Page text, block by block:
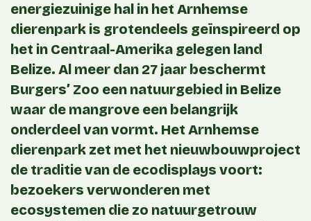
energiezuinige hal in het Arnhemse
dierenpark is grotendeels geïnspireerd op
het in Centraal-Amerika gelegen land
Belize. Al meer dan 27 jaar beschermt
Burgers’ Zoo een natuurgebied in Belize
waar de mangrove een belangrijk
onderdeel van vormt. Het Arnhemse
dierenpark zet met het nieuwbouwproject
de traditie van de ecodisplays voort:
bezoekers verwonderen met
ecosystemen die zo natuurgetrouw